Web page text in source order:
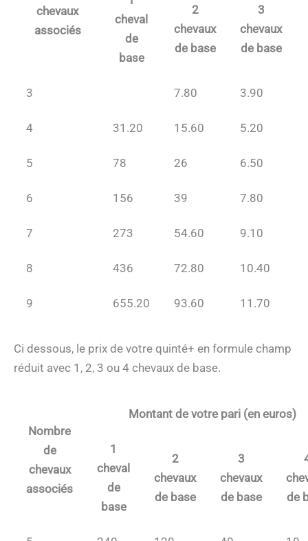
chevaux
associés
cheval
de
base
2
chevaux
de base
3
chevaux
de base
3 7.80 3.90
4 31.20 15.60 5.20
5 78 26 6.50
6 156 39 7.80
7 273 54.60 9.10
8 436 72.80 10.40
9 655.20 93.60 11.70
Ci dessous, le prix de votre quinté+ en formule champ
réduit avec 1, 2, 3 ou 4 chevaux de base.
Nombre
de
chevaux
associés
Montant de votre pari (en euros)
1
cheval
de
base
2
chevaux
de base
3
chevaux
de base
de